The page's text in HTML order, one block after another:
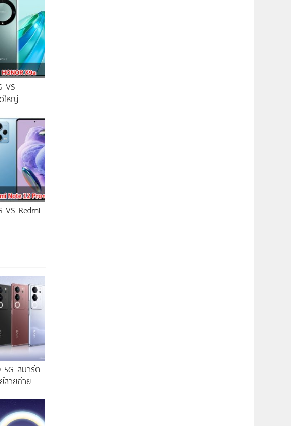
VS
ใหญ่
VS Redmi
5G สมาร์ต
สายถ่าย
มชันพิเศษ